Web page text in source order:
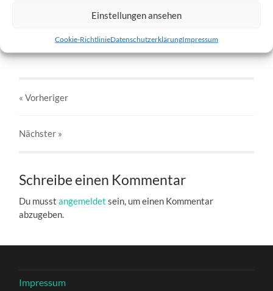
Einstellungen ansehen
Cookie-RichtlinieDatenschutzerklärungImpressum
w7-18.02.2012-d.jpg
« Vorheriger
Nächster »
Schreibe einen Kommentar
Du musstangemeldet sein, um einen Kommentar
abzugeben.
Impressum